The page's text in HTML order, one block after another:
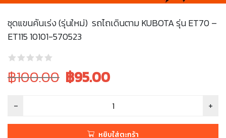
ชุดแขนคันเร่ง (รุ่นใหม่) รถไถเดินตาม KUBOTA รุ่น ET70 –
ET115 10101-570523
Original
price
was:
฿100.00 Current
฿95.00
หยิบใส่ตะกร้า